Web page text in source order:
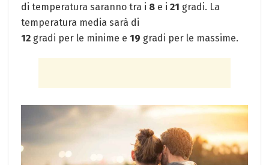
di temperatura saranno tra i 8 e i 21 gradi. La
temperatura media sarà di
12 gradi per le minime e 19 gradi per le massime.